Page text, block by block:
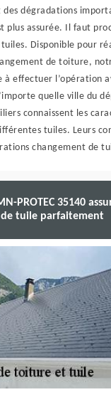
dégradations
plus assurée. Il faut
Disponible pour
de toiture,
à effectuer l’opération
quelle ville du
connaissent les
tuiles. Leurs
changement de
PROTEC 35140
tuile parfaitement